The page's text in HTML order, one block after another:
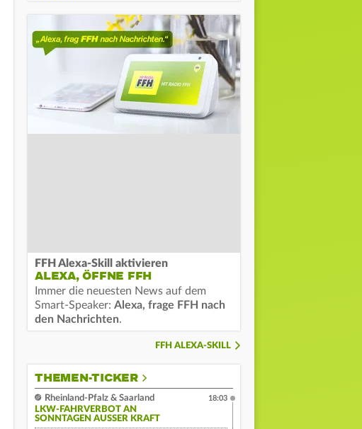
FFH Alexa-Skill aktivieren
ALEXA, ÖFFNE FFH
Immer die neuesten News auf dem
Smart-Speaker: Alexa, frage FFH nach
den Nachrichten.
FFH ALEXA-SKILL
THEMEN-TICKER
Rheinland-Pfalz & Saarland
LKW-FAHRVERBOT AN
SONNTAGEN AUSSER KRAFT
18:03